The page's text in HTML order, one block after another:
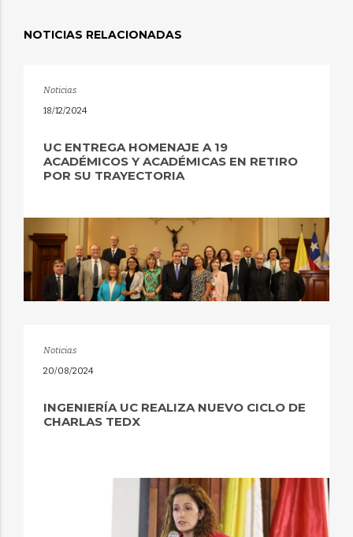
NOTICIAS RELACIONADAS
Noticias
18/12/2024
UC ENTREGA HOMENAJE A 19
ACADÉMICOS Y ACADÉMICAS EN RETIRO
POR SU TRAYECTORIA
Noticias
20/08/2024
INGENIERÍA UC REALIZA NUEVO CICLO DE
CHARLAS TEDX